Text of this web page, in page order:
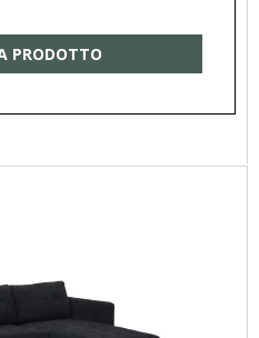
PRODOTTO